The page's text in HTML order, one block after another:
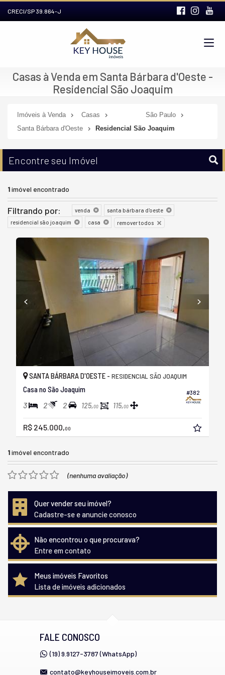
CRECI/SP 39.864-J
Casas à Venda em Santa Bárbara d'Oeste -
Residencial São Joaquim
Imóveis à Venda Casas
São Paulo
Santa Bárbara d'Oeste
Residencial São Joaquim
Encontre seu Imóvel
1imóvel encontrado
Filtrando por: venda
santa bárbara d'oeste
residencial são joaquim
casa remover todos
#382
SANTA BÁRBARA D'OESTE - RESIDENCIAL SÃO JOAQUIM
Casa no São Joaquim
3 2 2 125,00 115,00
R$ 245.000,00
1imóvel encontrado
(nenhuma avaliação)
Quer vender seu imóvel?
Cadastre-se e anuncie conosco
Não encontrou o que procurava?
Entre em contato
Meus imóveis Favoritos
Lista de imóveis adicionados
FALE CONOSCO
(19) 9.9127-3787 (WhatsApp)
contato@keyhouseimoveis.com.br